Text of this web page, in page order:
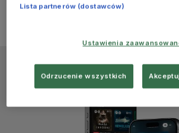
Lista partnerów (dostawców)
Ustawienia
Odrzucenie wszystkich